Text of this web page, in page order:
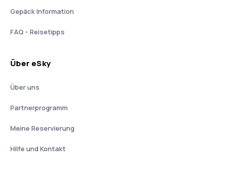
Gepäck Information
FAQ - Reisetipps
Über eSky
Über uns
Partnerprogramm
Meine Reservierung
Hilfe und Kontakt